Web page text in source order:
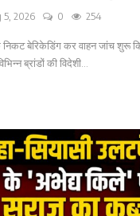
5, 2026 0 254
के निकट बेरिकेडिंग कर वाहन जांच शुरू
ब्रांडों की विदेशी...